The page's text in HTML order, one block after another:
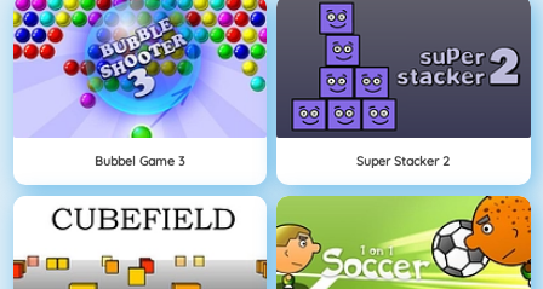
Bubbel Game 3 Super Stacker 2